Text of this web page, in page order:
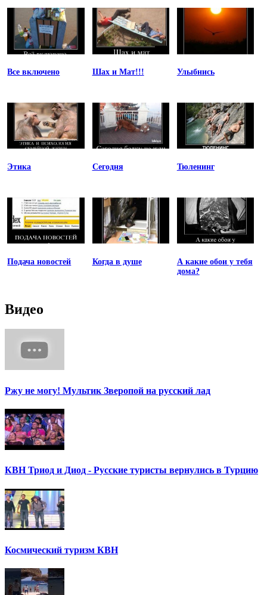
Все включено Шах и Мат!!! Улыбнись
Этика Сегодня Тюленинг
Подача новостей Когда в душе
А какие обои у тебя
дома?
Видео
Ржу не могу! Мультик Зверопой на русский лад
КВН Триод и Диод - Русские туристы вернулись в Турцию
Космический туризм КВН